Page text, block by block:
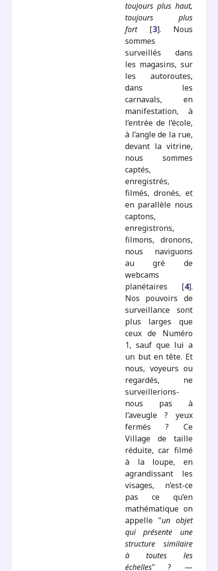
toujours plus haut,
toujours plus
fort[3]. Nous
sommes
surveillés dans
les magasins, sur
les autoroutes,
dans les
carnavals, en
manifestation, à
l’entrée de l’école,
à l’angle de la rue,
devant la vitrine,
nous sommes
captés,
enregistrés,
filmés, dronés, et
en parallèle nous
captons,
enregistrons,
filmons, dronons,
nous naviguons
au gré de
webcams
planétaires [4].
Nos pouvoirs de
surveillance sont
plus larges que
ceux de Numéro
1, sauf que lui a
un but en tête. Et
nous, voyeurs ou
regardés, ne
surveillerions-
nous pas à
l’aveugle ? yeux
fermés ? Ce
Village de taille
réduite, car filmé
à la loupe, en
agrandissant les
visages, n’est-ce
pas ce qu’en
mathématique on
appelle "un objet
qui présente une
structure similaire
à toutes les
échelles" ? —